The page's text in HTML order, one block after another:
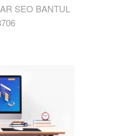
SEO BANTUL